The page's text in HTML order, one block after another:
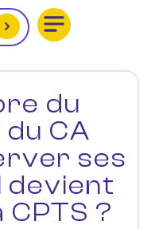
du
CA
ses
devient
CPTS ?